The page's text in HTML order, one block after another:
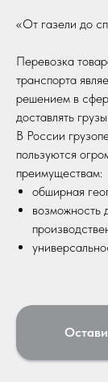
«От газели до
Перевозка
транспорта
решением в
доставлять
В России
пользуются
преимуществам:
обширная
возможность